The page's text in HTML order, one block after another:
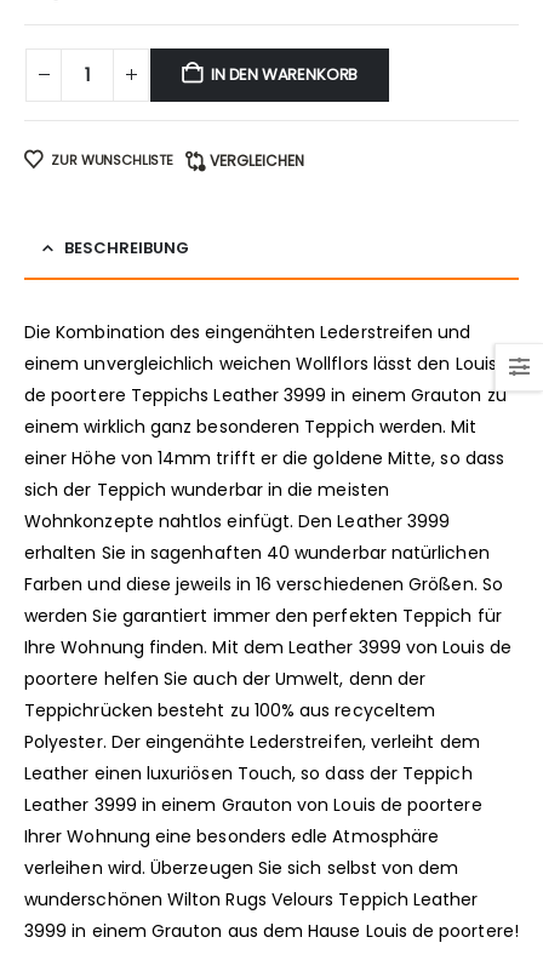
IN DEN WARENKORB
ZUR WUNSCHLISTE VERGLEICHEN
BESCHREIBUNG
Die Kombination des eingenähten Lederstreifen und
einem unvergleichlich weichen Wollflors lässt den Louis
de poortere Teppichs Leather 3999 in einem Grauton zu
einem wirklich ganz besonderen Teppich werden. Mit
einer Höhe von 14mm trifft er die goldene Mitte, so dass
sich der Teppich wunderbar in die meisten
Wohnkonzepte nahtlos einfügt. Den Leather 3999
erhalten Sie in sagenhaften 40 wunderbar natürlichen
Farben und diese jeweils in 16 verschiedenen Größen. So
werden Sie garantiert immer den perfekten Teppich für
Ihre Wohnung finden. Mit dem Leather 3999 von Louis de
poortere helfen Sie auch der Umwelt, denn der
Teppichrücken besteht zu 100% aus recyceltem
Polyester. Der eingenähte Lederstreifen, verleiht dem
Leather einen luxuriösen Touch, so dass der Teppich
Leather 3999 in einem Grauton von Louis de poortere
Ihrer Wohnung eine besonders edle Atmosphäre
verleihen wird. Überzeugen Sie sich selbst von dem
wunderschönen Wilton Rugs Velours Teppich Leather
3999 in einem Grauton aus dem Hause Louis de poortere!